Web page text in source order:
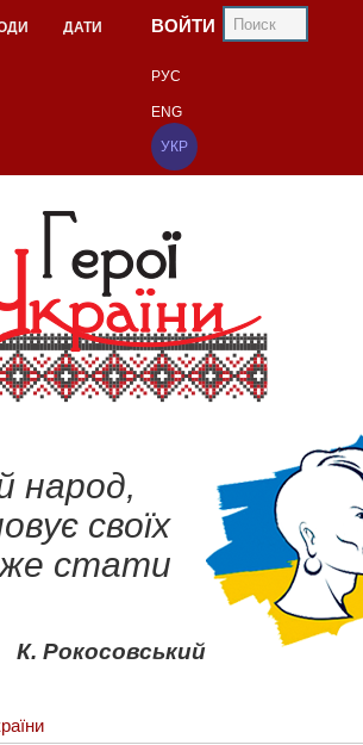
ДАТИ ВОЙТИ
РУС
ENG
УКР
народ,
своїх
стати
К. Рокосовський